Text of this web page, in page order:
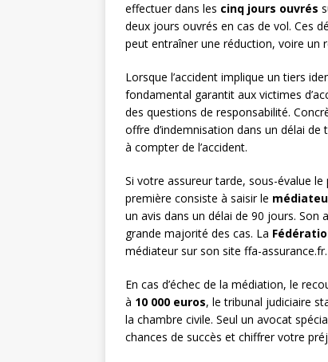
effectuer dans les cinq jours ouvrés
deux jours ouvrés en cas de vol. Ces
peut entraîner une réduction, voire un
Lorsque l’accident implique un tiers
fondamental garantit aux victimes
des questions de responsabilité.
offre d’indemnisation dans un délai
à compter de l’accident.
Si votre assureur tarde, sous-évalue
première consiste à saisir le
un avis dans un délai de 90 jours. Son
grande majorité des cas. La
médiateur sur son site ffa-assurance.fr.
En cas d’échec de la médiation, le
à 10 000 euros, le tribunal judiciaire
la chambre civile. Seul un avocat
chances de succès et chiffrer votre